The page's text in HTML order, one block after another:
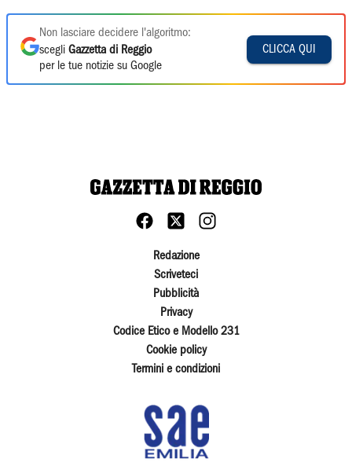
Non lasciare decidere l'algoritmo:
scegli Gazzetta di Reggio
per le tue notizie su Google
CLICCA QUI
Redazione
Scriveteci
Pubblicità
Privacy
Codice Etico e Modello 231
Cookie policy
Termini e condizioni